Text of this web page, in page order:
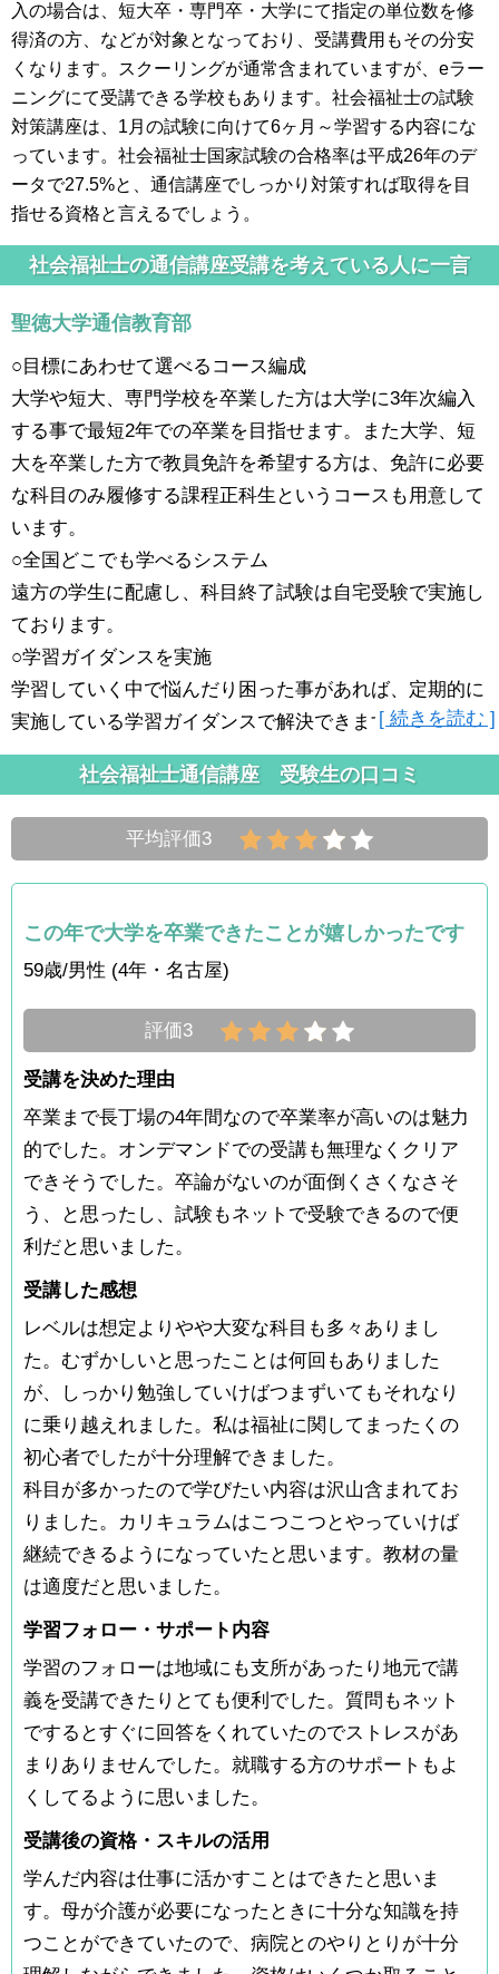
入の場合は、短大卒・専門卒・大学にて指定の単位数を修
得済の方、などが対象となっており、受講費用もその分安
くなります。スクーリングが通常含まれていますが、eラー
ニングにて受講できる学校もあります。社会福祉士の試験
対策講座は、1月の試験に向けて6ヶ月～学習する内容にな
っています。社会福祉士国家試験の合格率は平成26年のデ
ータで27.5%と、通信講座でしっかり対策すれば取得を目
指せる資格と言えるでしょう。
社会福祉士の通信講座受講を考えている人に一言
聖徳大学通信教育部
○目標にあわせて選べるコース編成
大学や短大、専門学校を卒業した方は大学に3年次編入
する事で最短2年での卒業を目指せます。また大学、短
大を卒業した方で教員免許を希望する方は、免許に必要
な科目のみ履修する課程正科生というコースも用意して
います。
○全国どこでも学べるシステム
遠方の学生に配慮し、科目終了試験は自宅受験で実施し
ております。
○学習ガイダンスを実施
学習していく中で悩んだり困った事があれば、定期的に
実施している学習ガイダンスで解決できます。[ 続きを読む ]
社会福祉士通信講座 受験生の口コミ
平均評価3
この年で大学を卒業できたことが嬉しかったです
59歳/男性 (4年・名古屋)
評価3
受講を決めた理由
卒業まで長丁場の4年間なので卒業率が高いのは魅力
的でした。オンデマンドでの受講も無理なくクリア
できそうでした。卒論がないのが面倒くさくなさそ
う、と思ったし、試験もネットで受験できるので便
利だと思いました。
受講した感想
レベルは想定よりやや大変な科目も多々ありまし
た。むずかしいと思ったことは何回もありました
が、しっかり勉強していけばつまずいてもそれなり
に乗り越えれました。私は福祉に関してまったくの
初心者でしたが十分理解できました。
科目が多かったので学びたい内容は沢山含まれてお
りました。カリキュラムはこつこつとやっていけば
継続できるようになっていたと思います。教材の量
は適度だと思いました。
学習フォロー・サポート内容
学習のフォローは地域にも支所があったり地元で講
義を受講できたりとても便利でした。質問もネット
でするとすぐに回答をくれていたのでストレスがあ
まりありませんでした。就職する方のサポートもよ
くしてるように思いました。
受講後の資格・スキルの活用
学んだ内容は仕事に活かすことはできたと思いま
す。母が介護が必要になったときに十分な知識を持
つことができていたので、病院とのやりとりが十分